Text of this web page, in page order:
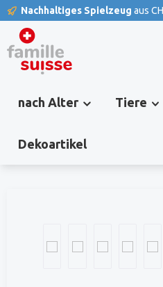
Zur
Nachhaltiges Spielzeug aus
nach Alter Tiere
Dekoartikel